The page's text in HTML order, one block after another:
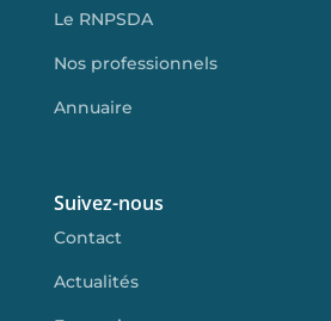
Le RNPSDA
Nos professionnels
Annuaire
Suivez-nous
Contact
Actualités